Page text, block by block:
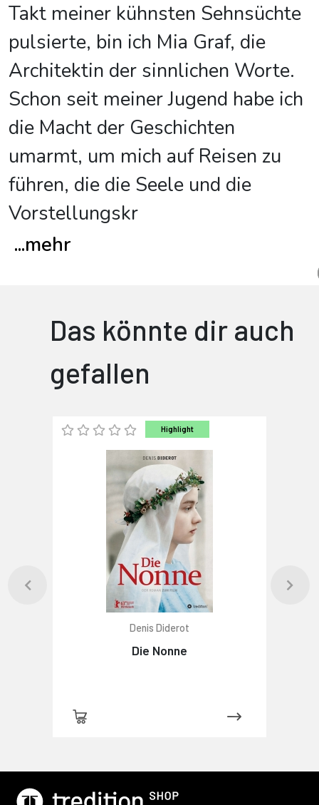
Takt meiner kühnsten Sehnsüchte
pulsierte, bin ich Mia Graf, die
Architektin der sinnlichen Worte.
Schon seit meiner Jugend habe ich
die Macht der Geschichten
umarmt, um mich auf Reisen zu
führen, die die Seele und die
Vorstellungskr
...mehr
Das könnte dir auch
gefallen
Highlight
Denis Diderot
Die Nonne